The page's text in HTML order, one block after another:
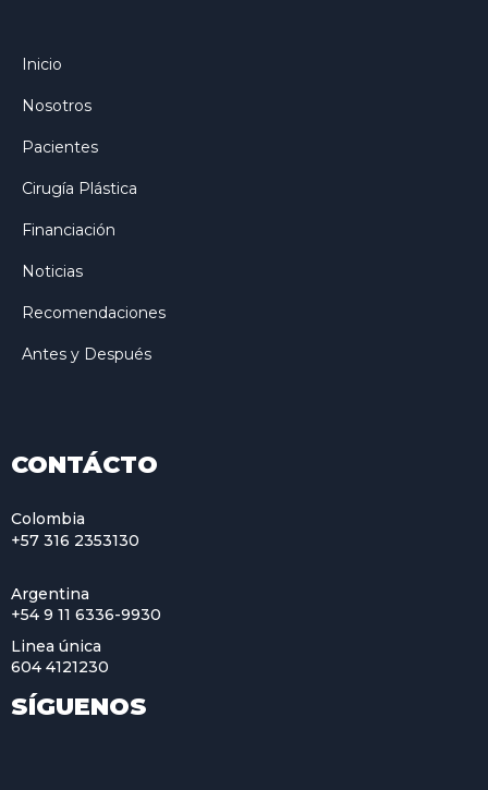
Inicio
Nosotros
Pacientes
Cirugía Plástica
Financiación
Noticias
Recomendaciones
Antes y Después
CONTÁCTO
Colombia
+57 316 2353130
Argentina
+54 9 11 6336-9930
Linea única
604 4121230
SÍGUENOS